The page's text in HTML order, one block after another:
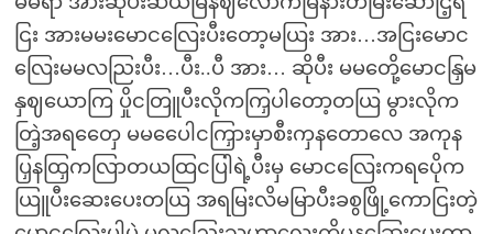
ငြး အားမမးမောငလြေးပီးတော့မယြး အား…အငြးမောင
လြေးမမလညြးပီး…ပီး..ပီ အား… ဆိုပီး မမတေို့မောငနြှမ
နှဈယောကြ ပှိုငတြူပီးလိုကကြှပါတော့တယြ မွားလိုက
တြဲ့အရတှေေ မမပေေါငကြှားမှာစီးကှနတောလေ အကုန
ပြှနထြှကလြာတယထြငပြါရဲ့ပီးမှ မောငလြေးကရပေိုက
ယြူပီးဆေးပေးတယြ အရမြးလိမမြာပီးခစွဖြို့ကောငြးတဲ့